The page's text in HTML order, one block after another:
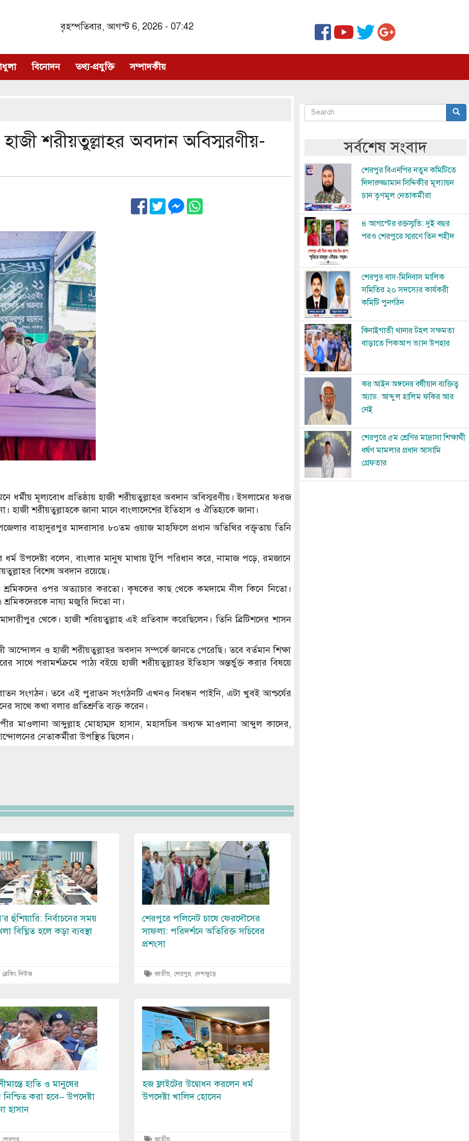
বৃহস্পতিবার, আগস্ট 6, 2026 - 07:42
বিনোদন তথ্য-প্রযুক্তি সম্পাদকীয়
হাজী শরীয়তুল্লাহর অবদান অবিস্মরণীয়-
ধর্মীয় মূল্যবোধ প্রতিষ্ঠায় হাজী শরীয়তুল্লাহর অবদান অবিস্মরণীয়। ইসলামের ফরজ
হাজী শরীয়তুল্লাহকে জানা মানে বাংলাদেশের ইতিহাস ও ঐতিহ্যকে জানা।
বাহাদুরপুর মাদরাসার ৮০তম ওয়াজ মাহফিলে প্রধান অতিথির বক্তৃতায় তিনি
উপদেষ্টা বলেন, বাংলার মানুষ মাথায় টুপি পরিধান করে, নামাজ পড়ে, রমজানে
বিশেষ অবদান রয়েছে।
ওপর অত্যাচার করতো। কৃষকের কাছ থেকে কমদামে নীল কিনে নিতো।
নায্য মজুরি দিতো না।
থেকে। হাজী শরিয়তুল্লাহ এই প্রতিবাদ করেছিলেন। তিনি ব্রিটিশদের শাসন
ও হাজী শরীয়তুল্লাহর অবদান সম্পর্কে জানতে পেরেছি। তবে বর্তমান শিক্ষা
সাথে পরামর্শক্রমে পাঠ্য বইয়ে হাজী শরীয়তুল্লাহর ইতিহাস অন্তর্ভুক্ত করার বিষয়ে
সংগঠন। তবে এই পুরাতন সংগঠনটি এখনও নিবন্ধন পাইনি, এটা খুবই আশ্চর্যের
সাথে কথা বলার প্রতিশ্রুতি ব্যক্ত করেন।
মাওলানা আব্দুল্লাহ মোহাম্মদ হাসান, মহাসচিব অধ্যক্ষ মাওলানা আব্দুল কাদের,
নেতাকর্মীরা উপস্থিত ছিলেন।
হুঁশিয়ারি: নির্বাচনের সময়
বিঘ্নিত হলে কড়া ব্যবস্থা
ব্রেকিং নিউজ
Image
শেরপুরে পলিনেট চাষে ফেরদৌসের
সাফল্য: পরিদর্শনে অতিরিক্ত সচিবের
প্রশংসা
জাতীয়, শেরপুর, দেশজুড়ে
হাতি ও মানুষের
নিশ্চিত করা হবে– উপদেষ্টা
হাসান
Image
হজ ফ্লাইটের উদ্বোধন করলেন ধর্ম
উপদেষ্টা খালিদ হোসেন
অনুসন্ধান
Search
সর্বশেষ সংবাদ
Image
শেরপুর বিএনপির নতুন কমিটিতে
দিদারুজ্জামান সিদ্দিকীর মূল্যায়ন
চান তৃণমূল নেতাকর্মীরা
Image
৪ আগস্টের রক্তস্মৃতি: দুই বছর
পরও শেরপুরে স্মরণে তিন শহীদ
Image
শেরপুর বাস-মিনিবাস মালিক
সমিতির ২০ সদস্যের কার্যকরী
কমিটি পুনর্গঠন
Image
ঝিনাইগাতী থানার টহল সক্ষমতা
বাড়াতে পিকআপ ভ্যান উপহার
Image
কর আইন অঙ্গনের বর্ষীয়ান ব্যক্তিত্ব
অ্যাড. আব্দুল হালিম ফকির আর
নেই
Image
শেরপুরে ৫ম শ্রেণির মাদ্রাসা শিক্ষার্থী
ধর্ষণ মামলার প্রধান আসামি
গ্রেফতার